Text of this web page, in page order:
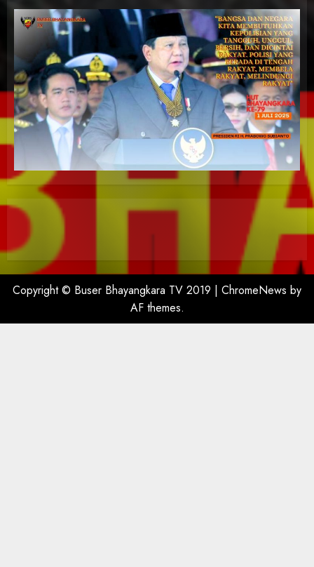
Copyright © Buser Bhayangkara TV 2019 | ChromeNews by
AF themes.